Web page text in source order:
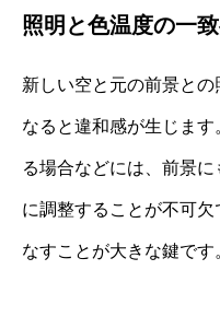
照明と色温度の一
新しい空と元の前景と
なると違和感が生じま
る場合などには、前景
に調整することが不可
なすことが大きな鍵です